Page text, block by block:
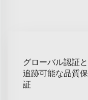
グローバル認証と
追跡可能な品質保
証